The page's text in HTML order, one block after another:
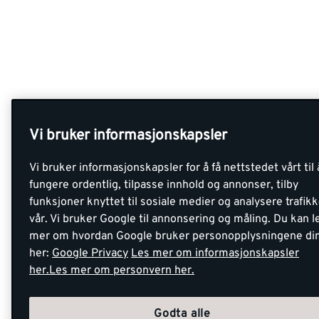
Vi bruker informasjonskapsler
Vi bruker informasjonskapsler for å få nettstedet vårt til
fungere ordentlig, tilpasse innhold og annonser, tilby
funksjoner knyttet til sosiale medier og analysere
vår. Vi bruker Google til annonsering og måling. Du kan
mer om hvordan Google bruker personopplysningene
her: Google Privacy Les mer om informasjonskapsler
her.Les mer om personvern her.
Godta alle